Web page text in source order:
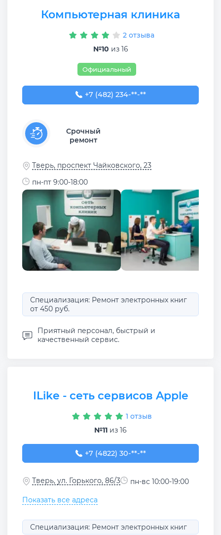
Компьютерная клиника
2 отзыва
№10 из 16
Официальный
+7 (482) 234-71-40
+7 (482) 234-**-**
Срочный
ремонт
Тверь, проспект Чайковского, 23
пн-пт 9:00-18:00
Специализация: Ремонт электронных книг
от 450 руб.
Приятный персонал, быстрый и
качественный сервис.
ILike - сеть сервисов Apple
1 отзыв
№11 из 16
+7 (4822) 30-11-33
+7 (4822) 30-**-**
Тверь, ул. Горького, 86/3 пн-вс 10:00-19:00
Показать все адреса
Специализация: Ремонт электронных книг